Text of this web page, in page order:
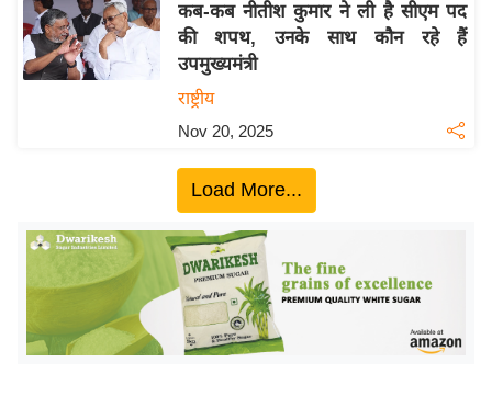
यं
ग
इं
ज
ऑ
कब-कब नीतीश कुमार ने ली है सीएम पद
की शपथ, उनके साथ कौन रहे हैं
उपमुख्यमंत्री
राष्ट्रीय
Nov 20, 2025
Load More...